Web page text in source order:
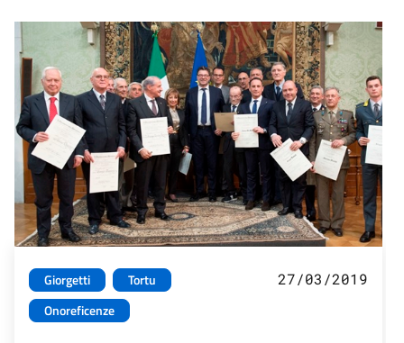
Giorgetti
Tortu
Onoreficenze
27/03/2019